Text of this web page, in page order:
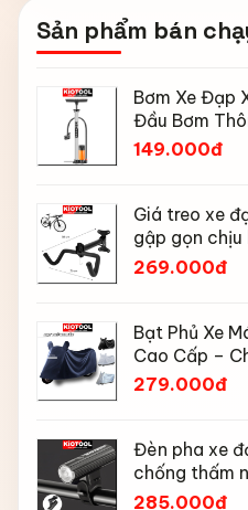
Sản phẩm bán
Bơm Xe Đạp
Đầu Bơm
Đồng Hồ 160
149.000đ
Giá treo xe
gập gọn
mũ bảo hiểm
269.000đ
Bạt Phủ Xe
Cao Cấp –
Chống Bụi,
279.000đ
Đèn pha xe
chống thấm
285.000đ